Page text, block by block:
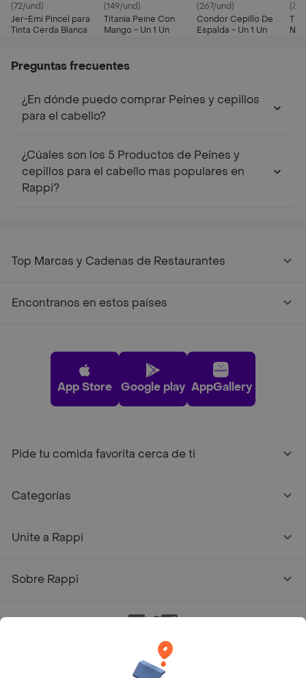
(72/und)
Jer-Emi Pincel para
Tinta Cerda Blanca
(149/und)
Titania Peine Con
Mango - Un 1 Un
(267/und)
Condor Cepillo De
Espalda - Un 1 Un
Preguntas frecuentes
¿En dónde puedo comprar Peines y cepillos
para el cabello?
¿Cúales son los 5 Productos de Peines y
cepillos para el cabello mas populares en
Rappi?
Top Marcas y Cadenas de Restaurantes
Encontranos en estos países
App Store Google play AppGallery
Pide tu comida favorita cerca de ti
Categorías
Unite a Rappi
Sobre Rappi
Facebook
Twitter
Instagram
Rappi Inc. All rights reserved.